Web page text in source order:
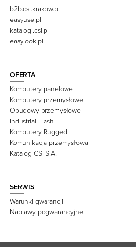
b2b.csi.krakow.pl
easyuse.pl
katalogi.csi.pl
easylook.pl
OFERTA
Komputery panelowe
Komputery przemysłowe
Obudowy przemysłowe
Industrial Flash
Komputery Rugged
Komunikacja przemysłowa
Katalog CSI S.A.
SERWIS
Warunki gwarancji
Naprawy pogwarancyjne